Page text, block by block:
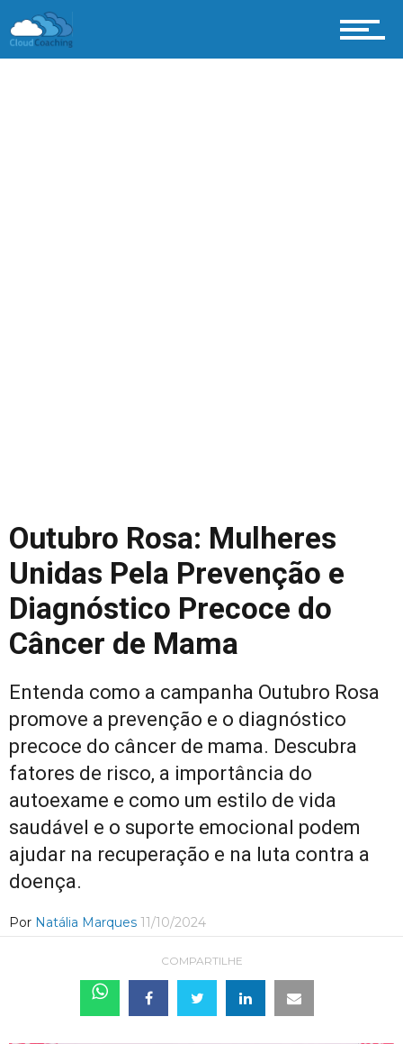
Outubro Rosa: Mulheres
Unidas Pela Prevenção e
Diagnóstico Precoce do
Câncer de Mama
Entenda como a campanha Outubro Rosa
promove a prevenção e o diagnóstico
precoce do câncer de mama. Descubra
fatores de risco, a importância do
autoexame e como um estilo de vida
saudável e o suporte emocional podem
ajudar na recuperação e na luta contra a
doença.
Por Natália Marques 11/10/2024
COMPARTILHE